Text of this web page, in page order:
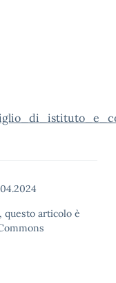
questo articolo è